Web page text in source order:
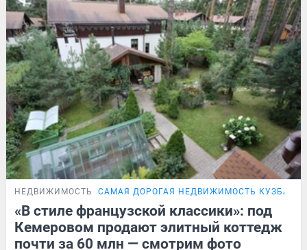
НЕДВИЖИМОСТЬ САМАЯ ДОРОГАЯ НЕДВИЖИМОСТЬ КУЗБАССА
«В стиле французской классики»: под
Кемеровом продают элитный коттедж
почти за 60 млн — смотрим фото